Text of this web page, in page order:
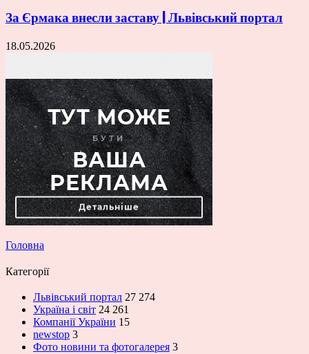
За Єрмака внесли заставу | Львівський портал
18.05.2026
Головна
Категорії
Львівський портал 27 274
Україна і світ 24 261
Компанії України 15
newstop 3
Фото новини та фотогалерея 3